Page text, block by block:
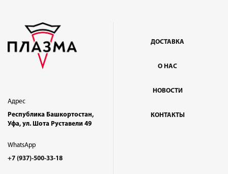
Адрес
Республика Башкортостан,
Уфа, ул. Шота Руставели 49
WhatsApp
+7 (937)-500-33-18
ДОСТАВКА
О НАС
НОВОСТИ
КОНТАКТЫ